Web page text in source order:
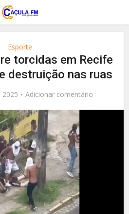
Esporte
torcidas em Recife
destruição nas ruas
2025 Adicionar comentário